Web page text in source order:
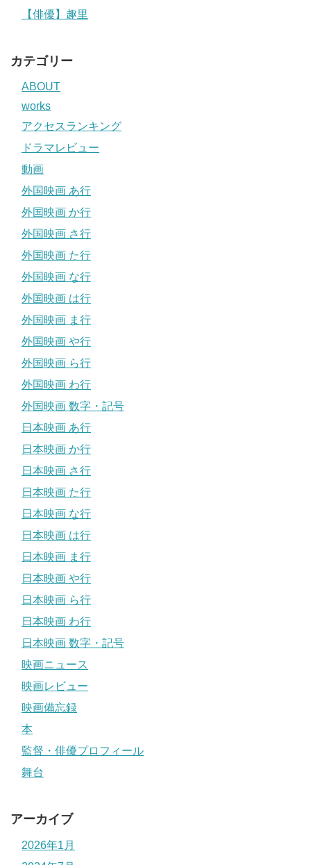
【俳優】趣里
カテゴリー
ABOUT
works
アクセスランキング
ドラマレビュー
動画
外国映画 あ行
外国映画 か行
外国映画 さ行
外国映画 た行
外国映画 な行
外国映画 は行
外国映画 ま行
外国映画 や行
外国映画 ら行
外国映画 わ行
外国映画 数字・記号
日本映画 あ行
日本映画 か行
日本映画 さ行
日本映画 た行
日本映画 な行
日本映画 は行
日本映画 ま行
日本映画 や行
日本映画 ら行
日本映画 わ行
日本映画 数字・記号
映画ニュース
映画レビュー
映画備忘録
本
監督・俳優プロフィール
舞台
アーカイブ
2026年1月